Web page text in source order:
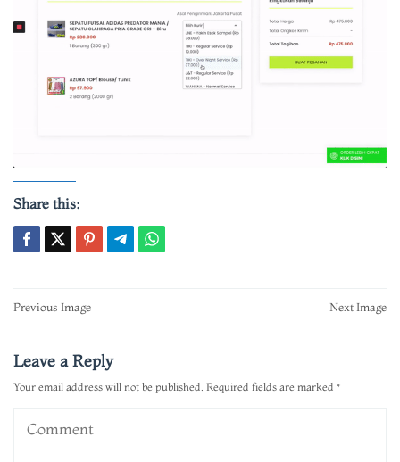
Share this:
Post
Previous Image Next Image
Leave a Reply
Your email address will not be published. Required fields are marked *